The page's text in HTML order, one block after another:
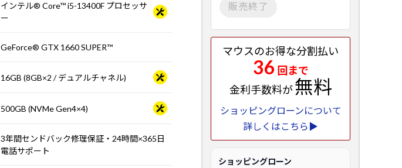
インテル® Core™ i5-13400F プロセッサ
ー
GeForce® GTX 1660 SUPER™
16GB (8GB×2 / デュアルチャネル)
500GB (NVMe Gen4×4)
3年間センドバック修理保証・24時間×365日
電話サポート
販売終了
マウスのお得な分割払い
36 回まで
金利手数料が無料
ショッピングローンについて
詳しくはこちら▶
ショッピングローン